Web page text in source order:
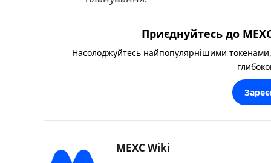
Приєднуйтесь до
Насолоджуйтесь найпопулярнішими
MEXC Wiki